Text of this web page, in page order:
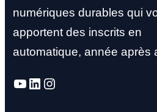
numériques durables qui
apportent des inscrits en
automatique, année après
YouTube
LinkedIn
Instagram